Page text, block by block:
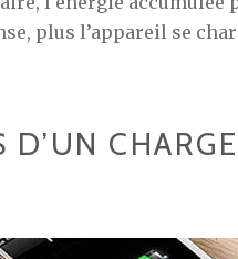
plus l’appareil se